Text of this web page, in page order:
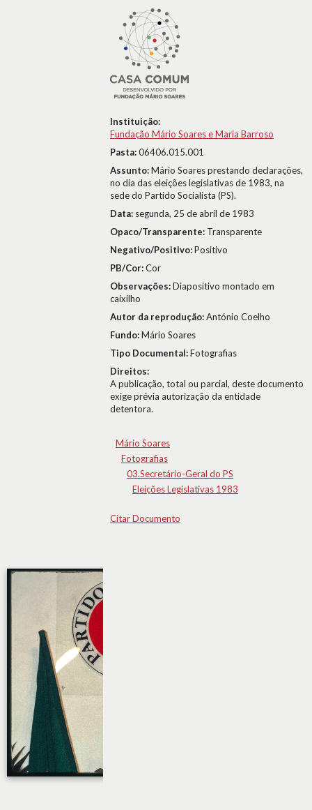
Instituição:
Fundação Mário Soares e Maria Barroso
Pasta:06406.015.001
Assunto:Mário Soares prestando declarações,
no dia das eleições legislativas de 1983, na
sede do Partido Socialista (PS).
Data: segunda, 25 de abril de 1983
Opaco/Transparente: Transparente
Negativo/Positivo:Positivo
PB/Cor:Cor
Observações:Diapositivo montado em
caixilho
Autor da reprodução:António Coelho
Fundo:Mário Soares
Tipo Documental:Fotografias
Direitos:
A publicação, total ou parcial, deste documento
exige prévia autorização da entidade
detentora.
Mário Soares
Fotografias
03.Secretário-Geral do PS
Eleições Legislativas 1983
Citar Documento